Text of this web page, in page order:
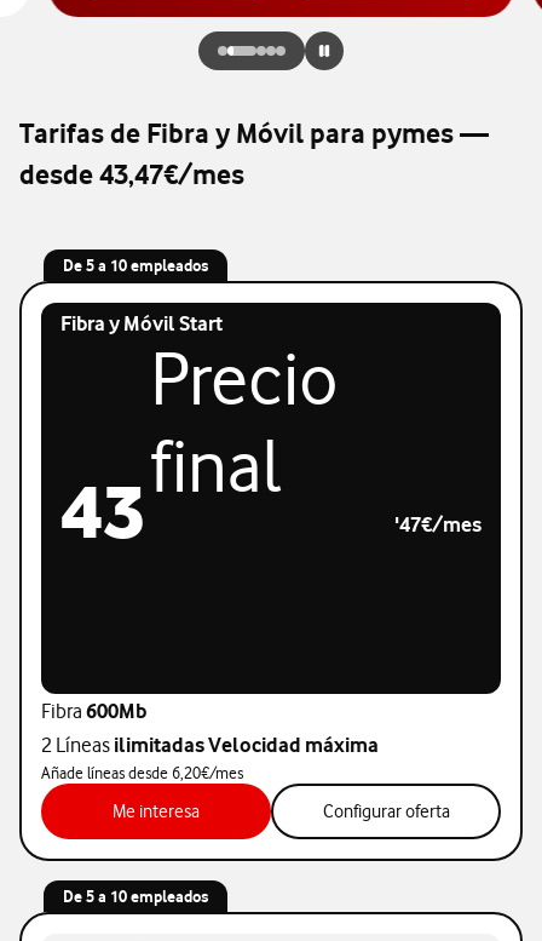
Tarifas de Fibra y Móvil para pymes —
desde 43,47€/mes
De 5 a 10 empleados
Fibra y Móvil Start
43 '47€/mes
Precio
final
Fibra 600Mb
2 Líneas ilimitadas Velocidad máxima
Añade líneas desde 6,20€/mes
Me interesaMe interesa Configurar oferta
De 5 a 10 empleados